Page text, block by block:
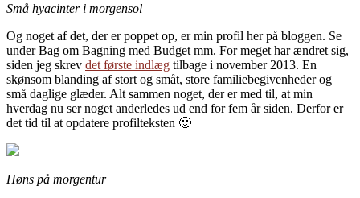
Små hyacinter i morgensol
Og noget af det, der er poppet op, er min profil her på bloggen. Se
under Bag om Bagning med Budget mm. For meget har ændret sig,
siden jeg skrev det første indlæg tilbage i november 2013. En
skønsom blanding af stort og småt, store familiebegivenheder og
små daglige glæder. Alt sammen noget, der er med til, at min
hverdag nu ser noget anderledes ud end for fem år siden. Derfor er
det tid til at opdatere profilteksten 🙂
Høns på morgentur